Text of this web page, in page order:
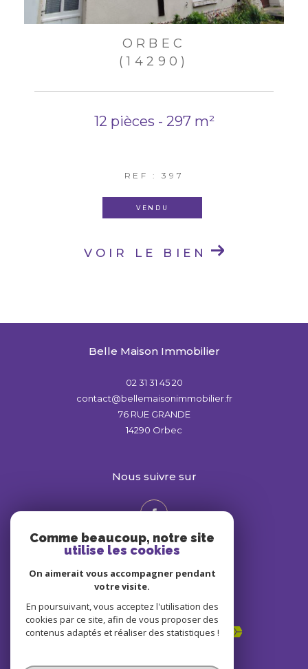
ORBEC
(14290)
12 pièces - 297 m²
REF : 397
VENDU
VOIR LE BIEN
Belle Maison Immobilier
02 31 31 45 20
contact@bellemaisonimmobilier.fr
76 RUE GRANDE
14290
Orbec
nous suivre sur
Adhérents
Comme beaucoup, notre site
utilise les cookies
On aimerait vous accompagner pendant
votre visite.
En poursuivant, vous acceptez l'utilisation des
cookies par ce site, afin de vous proposer des
contenus adaptés et réaliser des statistiques !